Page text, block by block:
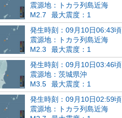
震源地：トカラ列島近海
M2.7
最大震度：1
発生時刻：09月10日06:43頃
震源地：トカラ列島近海
M2.3
最大震度：1
発生時刻：09月10日03:46頃
震源地：茨城県沖
M3.5
最大震度：1
発生時刻：09月10日02:59頃
震源地：トカラ列島近海